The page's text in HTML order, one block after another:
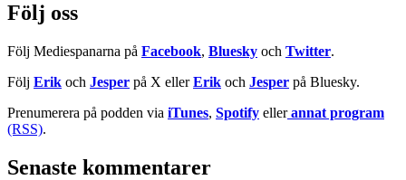
Följ oss
Följ Mediespanarna på Facebook, Bluesky och Twitter.
Följ Erik och Jesper på X ellerErik och Jesper på Bluesky.
Prenumerera på podden via iTunes, Spotify eller annat program
(RSS).
Senaste kommentarer